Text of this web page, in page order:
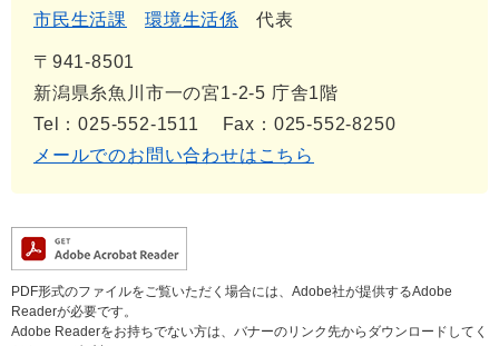
市民生活課 環境生活係 代表
〒941-8501
新潟県糸魚川市一の宮1-2-5 庁舎1階
Tel：025-552-1511
Fax：025-552-8250
メールでのお問い合わせはこちら
PDF形式のファイルをご覧いただく場合には、Adobe社が提供するAdobe
Readerが必要です。
Adobe Readerをお持ちでない方は、バナーのリンク先からダウンロードしてく